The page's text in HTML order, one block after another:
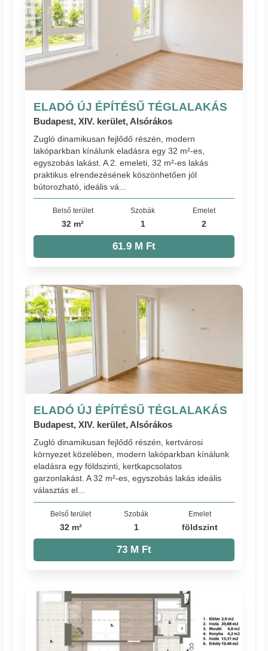
ELADÓ ÚJ ÉPÍTÉSŰ TÉGLALAKÁS
Budapest, XIV. kerület, Alsórákos
Zugló dinamikusan fejlődő részén, modern
lakóparkban kínálunk eladásra egy 32 m²-es,
egyszobás lakást. A 2. emeleti, 32 m²-es lakás
praktikus elrendezésének köszönhetően jól
bútorozható, ideális vá...
Belső terület
32 m²
Szobák
1
Emelet
2
61.9 M Ft
ELADÓ ÚJ ÉPÍTÉSŰ TÉGLALAKÁS
Budapest, XIV. kerület, Alsórákos
Zugló dinamikusan fejlődő részén, kertvárosi
környezet közelében, modern lakóparkban kínálunk
eladásra egy földszinti, kertkapcsolatos
garzonlakást. A 32 m²-es, egyszobás lakás ideális
választás el...
Belső terület
32 m²
Szobák
1
Emelet
földszint
73 M Ft